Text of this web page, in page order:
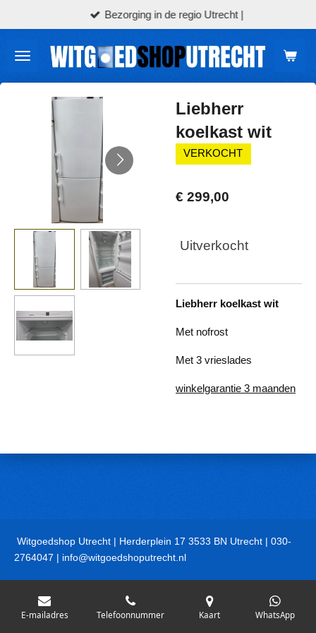
direct
naar
hoofdinhoud
Bezorging in de regio Utrecht |
Liebherr
koelkast wit
VERKOCHT
€ 299,00
Uitverkocht
Liebherr koelkast wit
Met nofrost
Met 3 vrieslades
winkelgarantie 3 maanden
Witgoedshop Utrecht | Herderplein 17 3533 BN Utrecht | 030-
2764047 | info@witgoedshoputrecht.nl
E-mailadres Telefoonnummer Kaart WhatsApp